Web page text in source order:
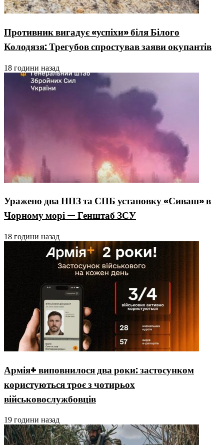
Противник вигадує «успіхи» біля Білого
Колодязя: Трегубов спростував заяви окупантів
18 години назад
Уражено два НПЗ та СПБ установку «Сиваш» в
Чорному морі — Генштаб ЗСУ
18 години назад
Армія+ виповнилося два роки: застосунком
користуються троє з чотирьох
військовослужбовців
19 години назад